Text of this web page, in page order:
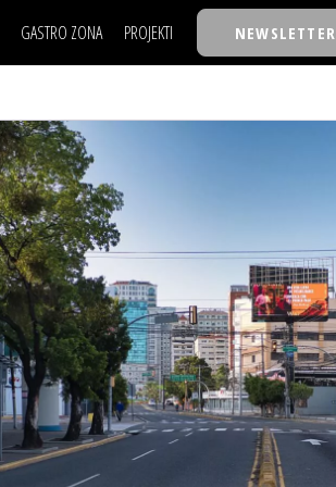
GASTRO ZONA PROJEKTI
BIZBENDOVI
BIZKOLEGIJUM
BMW BIZNIS LIGA
BIZLIFE WEEK
IZJAVA GODINE
NEWSLETTER
NAJKOLEGA
30 ISPOD 30
BMW BIZNIS LIGA
BIZLIFE WEEK
IZJAVA GODINE